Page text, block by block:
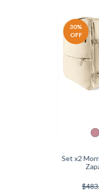
30%
OFF
Set x2